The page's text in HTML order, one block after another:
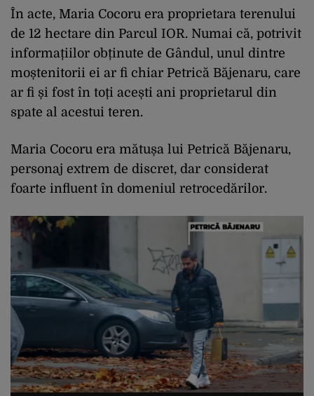
În acte, Maria Cocoru era proprietara terenului
de 12 hectare din Parcul IOR. Numai că, potrivit
informațiilor obținute de Gândul, unul dintre
moștenitorii ei ar fi chiar Petrică Băjenaru, care
ar fi și fost în toți acești ani proprietarul din
spate al acestui teren.
Maria Cocoru era mătușa lui Petrică Băjenaru,
personaj extrem de discret, dar considerat
foarte influent în domeniul retrocedărilor.